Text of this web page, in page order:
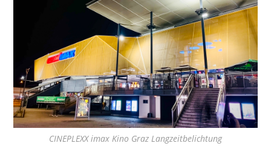
CINEPLEXX imax Kino Graz Langzeitbelichtung